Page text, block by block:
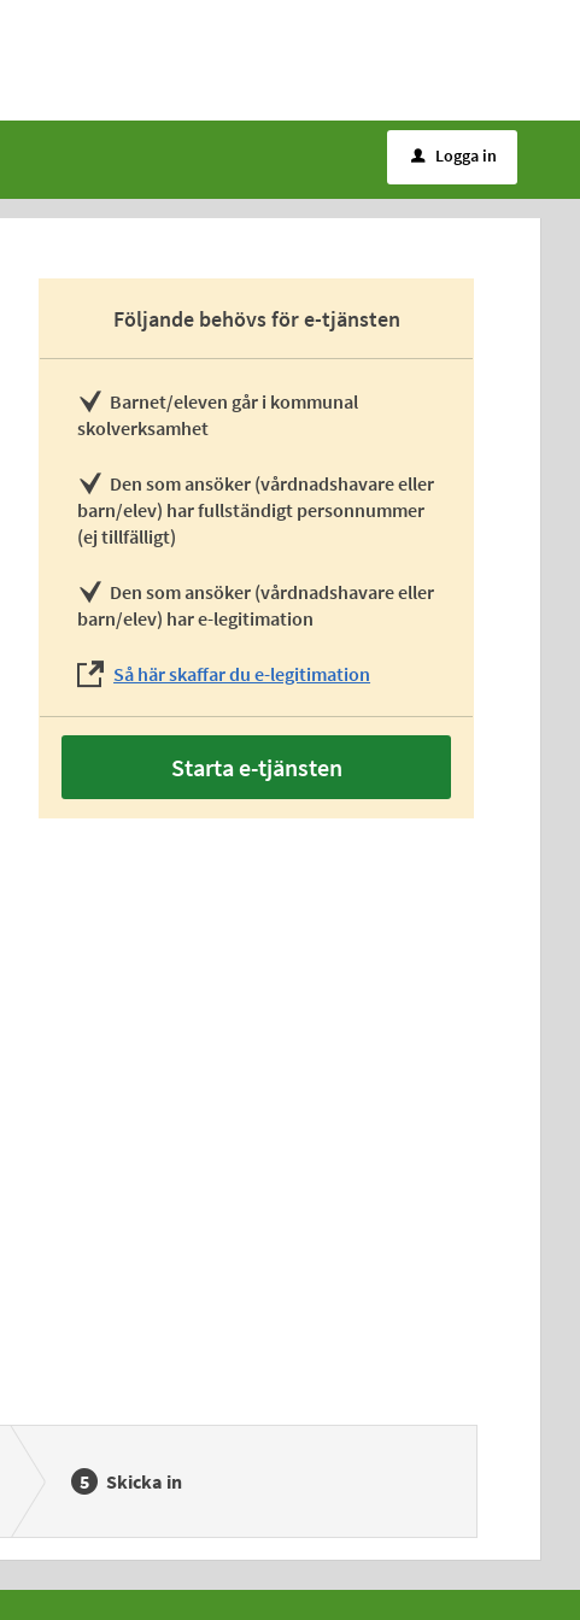
u Logga in
Följande behövs för e-tjänsten
Barnet/eleven går i kommunal
skolverksamhet
Den som ansöker (vårdnadshavare eller
barn/elev) har fullständigt personnummer
(ej tillfälligt)
Den som ansöker (vårdnadshavare eller
barn/elev) har e-legitimation
Så här skaffar du e-legitimation
Starta e-tjänsten
Skicka in